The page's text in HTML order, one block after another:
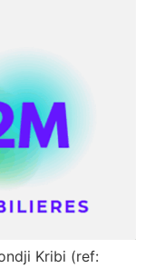
Kribi (ref: